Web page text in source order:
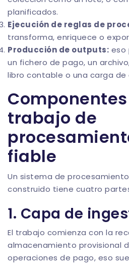
planificados.
Ejecución de reglas de
transforma, enriquece o
Producción de outputs: eso
un fichero de pago, un
libro contable o una carga
trabajo de
fiable
Un sistema de
construido tiene cuatro
1. Capa de
El trabajo comienza con la
almacenamiento provisional
operaciones de pago, eso